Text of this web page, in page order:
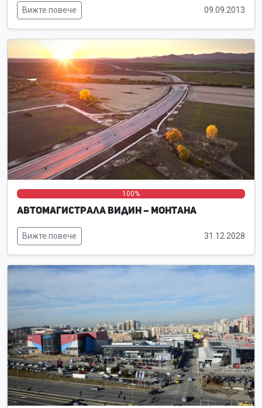
Вижте повече 09.09.2013
0%
0% 100%
Автомагистрала Видин – Монтана
Вижте повече 31.12.2028